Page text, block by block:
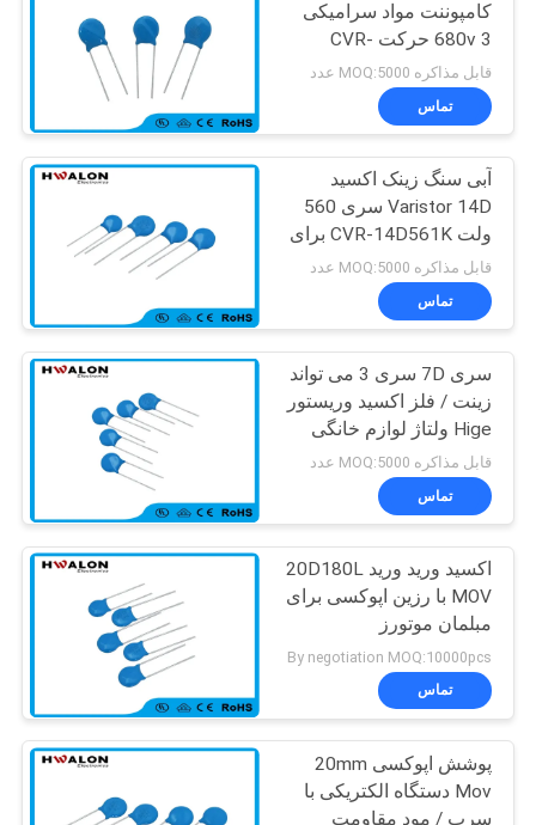
نقشه
سایت
سیاست
حفظ
حریم
خصوصی
PTC آبگرمکن
30
عنصر گرمایش PTC
148
ترمستور محدود کننده
جریان ورودی NTC
41
کامپوننت مواد سرامیکی
680v 3 حرکت CVR-
05D681K
قابل مذاکره MOQ:5000 عدد
تماس
آبی سنگ زینک اکسید
Varistor 14D سری 560
ولت CVR-14D561K برای
کامپیوتر
قابل مذاکره MOQ:5000 عدد
تماس
سری 7D سری 3 می تواند
زینت / فلز اکسید وریستور
Hige ولتاژ لوازم خانگی
قابل مذاکره MOQ:5000 عدد
تماس
اکسید ورید ورید 20D180L
MOV با رزین اپوکسی برای
مبلمان موتورز
By negotiation MOQ:10000pcs
تماس
پوشش اپوکسی 20mm
Mov دستگاه الکتریکی با
سرب / مود مقاومت